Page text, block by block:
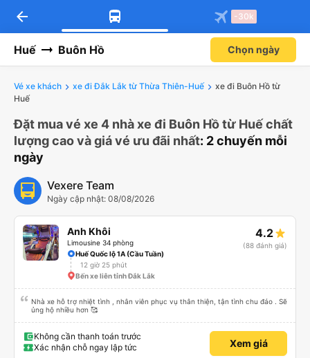
arrow_back -30k
Huế Buôn Hồ Chọn ngày
Vé xe khách xe đi Đắk Lắk từ Thừa Thiên-Huế
xe đi Buôn Hồ từ
Huế
Đặt mua vé xe 4 nhà xe đi Buôn Hồ từ Huế chất
lượng cao và giá vé ưu đãi nhất: 2 chuyến mỗi
ngày
Vexere Team
Ngày cập nhật: 08/08/2026
Anh Khôi
Limousine 34 phòng
4.2
(88 đánh giá)
Huế Quốc lộ 1A (Cầu Tuần)
12 giờ 25 phút
Bến xe liên tỉnh Đắk Lắk
Nhà xe hỗ trợ nhiệt tình , nhân viên phục vụ thân thiện, tận tình chu đáo . Sẽ
ủng hộ nhiều hơn 🥰
Không cần thanh toán trước
Xác nhận chỗ ngay lập tức
Xem giá